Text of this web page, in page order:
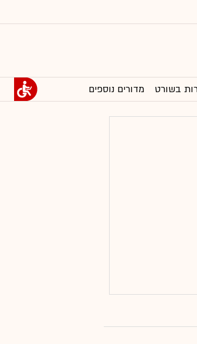
בשורט מדורים נוספים